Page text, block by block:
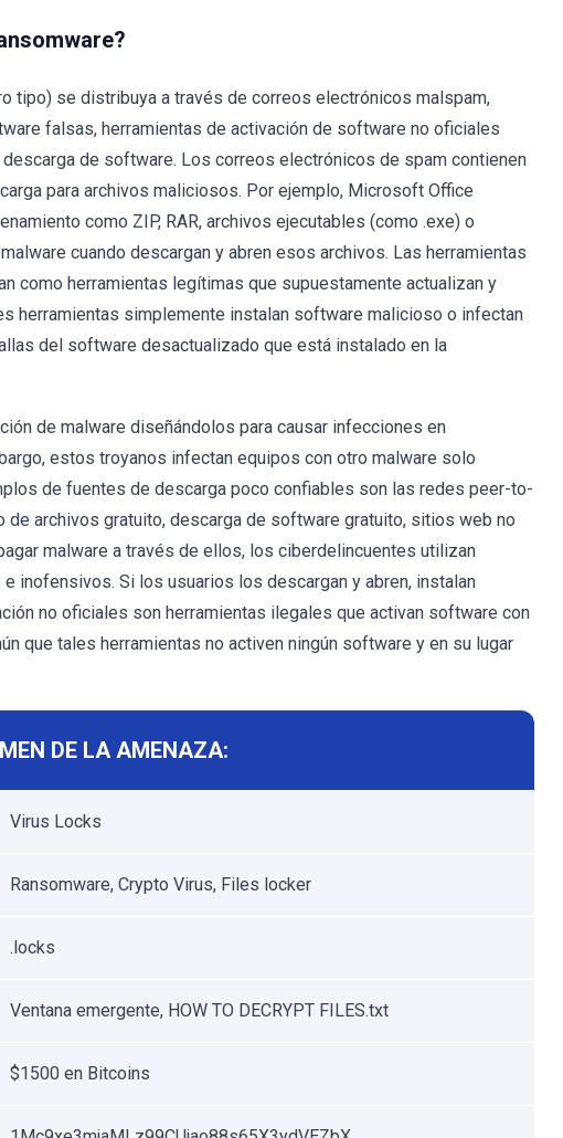
tipo) se distribuya a través de correos electrónicos malspam,
falsas, herramientas de activación de software no oficiales
de software. Los correos electrónicos de spam contienen
para archivos maliciosos. Por ejemplo, Microsoft Office
como ZIP, RAR, archivos ejecutables (como .exe) o
cuando descargan y abren esos archivos. Las herramientas
como herramientas legítimas que supuestamente actualizan y
herramientas simplemente instalan software malicioso o infectan
del software desactualizado que está instalado en la
de malware diseñándolos para causar infecciones en
estos troyanos infectan equipos con otro malware solo
de fuentes de descarga poco confiables son las redes peer-to-
archivos gratuito, descarga de software gratuito, sitios web no
malware a través de ellos, los ciberdelincuentes utilizan
inofensivos. Si los usuarios los descargan y abren, instalan
no oficiales son herramientas ilegales que activan software con
que tales herramientas no activen ningún software y en su lugar
DE LA AMENAZA:
Virus Locks
Ransomware, Crypto Virus, Files locker
.locks
Ventana emergente, HOW TO DECRYPT FILES.txt
$1500 en Bitcoins